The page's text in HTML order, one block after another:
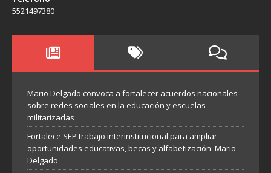
5521497380
Mario Delgado convoca a fortalecer acuerdos nacionales
sobre redes sociales en la educación y escuelas
militarizadas
Fortalece SEP trabajo interinstitucional para ampliar
oportunidades educativas, becas y alfabetización: Mario
Delgado